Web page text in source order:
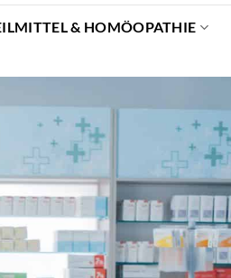
& HOMÖOPATHIE